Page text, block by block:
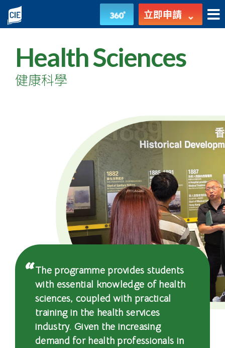
健
康
學
學
立即申請
Health Sciences
健康科學
The programme provides students
with essential knowledge of health
sciences, coupled with practical
training in the health services
industry. Given the increasing
demand for health professionals in